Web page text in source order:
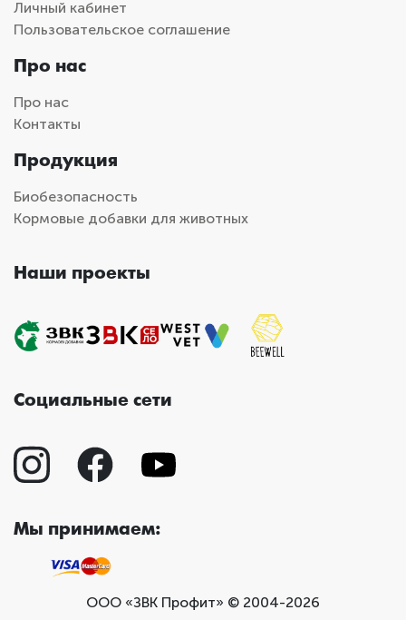
Личный кабинет
Пользовательское соглашение
Про нас
Про нас
Контакты
Продукция
Биобезопасность
Кормовые добавки для животных
Наши проекты
Социальные сети
Мы принимаем:
ООО «ЗВК Профит» © 2004-2026